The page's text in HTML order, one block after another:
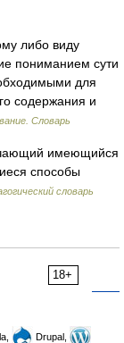
либо виду
пониманием сути
для
содержания и
Словарь
имеющийся
способы
словарь
18+
Drupal,